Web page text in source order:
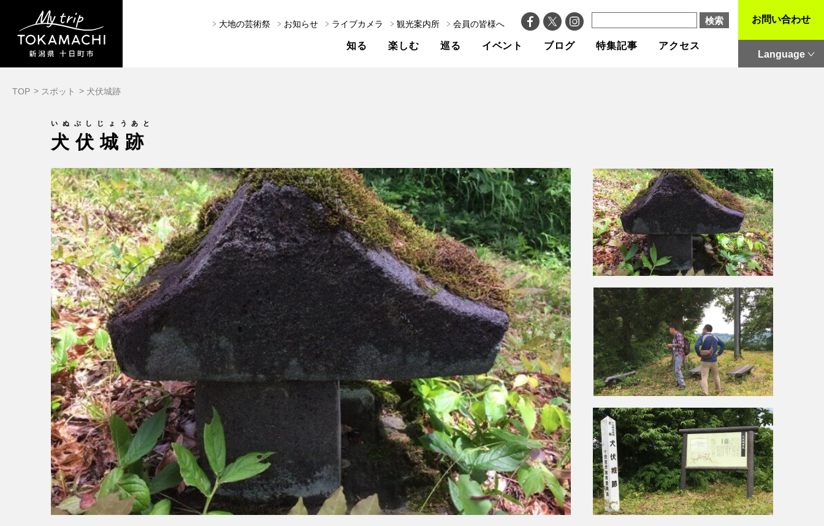
知る 楽しむ 巡る イベント ブログ 特集記事 アクセス
大地の芸術祭 お知らせ ライブカメラ 観光案内所 会員の皆様へ お問い合わせ
Language
TOP スポット 犬伏城跡
いぬぶしじょうあと
犬伏城跡